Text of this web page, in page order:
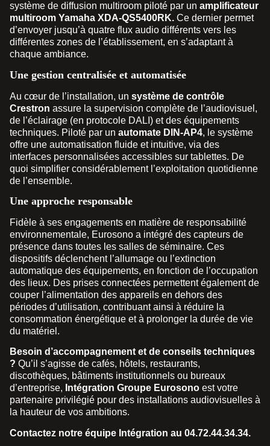
système de diffusion multiroom piloté par un amplificateur
multiroom Yamaha XDA-QS5400RK. Ce dernier permet
d’envoyer jusqu’à quatre flux audio différents vers les
différentes zones de l’établissement, en s’adaptant à
chaque ambiance.
Une gestion centralisée et automatisée
Au cœur de l’installation, un système de contrôle
Crestron assure la supervision complète de l’audiovisuel,
de l’éclairage (en protocole DALI) et des équipements
techniques. Piloté par un automate DIN-AP4, le système
offre une automatisation fluide et intuitive, via des
interfaces personnalisées accessibles sur tablettes. De
quoi simplifier considérablement l’exploitation quotidienne
de l’ensemble.
Une approche responsable
Fidèle à ses engagements en matière de responsabilité
environnementale, Eurosono a intégré des capteurs de
présence dans toutes les salles de séminaire. Ces
dispositifs déclenchent l’allumage ou l’extinction
automatique des équipements, en fonction de l’occupation
des lieux. Des prises connectées permettent également de
couper l’alimentation des appareils en dehors des
périodes d’utilisation, contribuant ainsi à réduire la
consommation énergétique et à prolonger la durée de vie
du matériel.
Besoin d’accompagnement et de conseils techniques
? Qu’il s’agisse de cafés, hôtels, restaurants,
discothèques, bâtiments institutionnels ou bureaux
d’entreprise, Intégration Groupe Eurosono est votre
partenaire privilégié pour des installations audiovisuelles à
la hauteur de vos ambitions.
Contactez notre équipe Intégration au 04.72.44.34.34.